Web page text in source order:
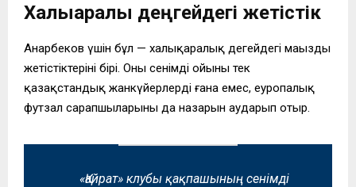
Халықаралық деңгейдегі жетістік
Анарбеков үшін бұл — халықаралық деңгейдегі маңызды
жетістіктерінің бірі. Оның сенімді ойыны тек
қазақстандық жанкүйерлердің ғана емес, еуропалық
футзал сарапшыларының да назарын аударып отыр.
«Қайрат» клубы қақпашының сенімді